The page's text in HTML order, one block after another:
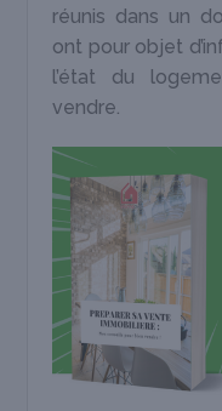
réunis dans un
ont pour objet
l’état du
vendre.